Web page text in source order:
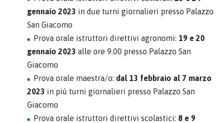
gennaio 2023 in due turni giornalieri presso Palazzo
San Giacomo
Prova orale istruttori direttivi agronomi: 19 e 20
gennaio 2023 alle ore 9.00 presso Palazzo San
Giacomo
Prova orale maestra/o: dal 13 febbraio al 7 marzo
2023 in più turni giornalieri presso Palazzo San
Giacomo
Prova orale istruttori direttivi scolastici: 8 e 9